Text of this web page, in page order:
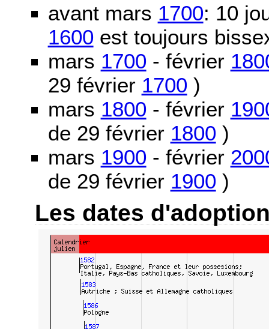
avant mars 1700: 10
1600 est toujours
mars 1700 - février
29 février 1700 )
mars 1800 - février
de 29 février 1800 )
mars 1900 - février
de 29 février 1900 )
Les dates